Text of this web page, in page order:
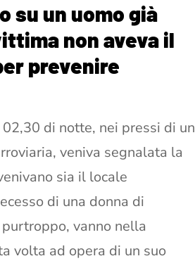
su un uomo già
non aveva il
prevenire
di notte, nei pressi di un
veniva segnalata la
sia il locale
di una donna di
vanno nella
volta ad opera di un suo